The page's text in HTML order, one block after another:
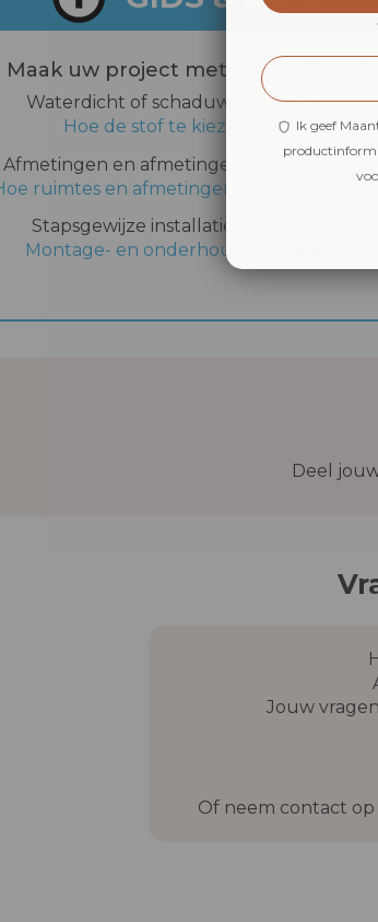
Maak uw project met onze gidsen!
Waterdicht of schaduw (ademend)?
Hoe de stof te kiezen ►►►
Afmetingen en afmetingen van de luifels:
ruimtes en afmetingen te meten ►►►
Stapsgewijze installatiehandleiding
Montage- en onderhoudsgids ►►►
Deel
Jouw
Of neem contact
Ik geef